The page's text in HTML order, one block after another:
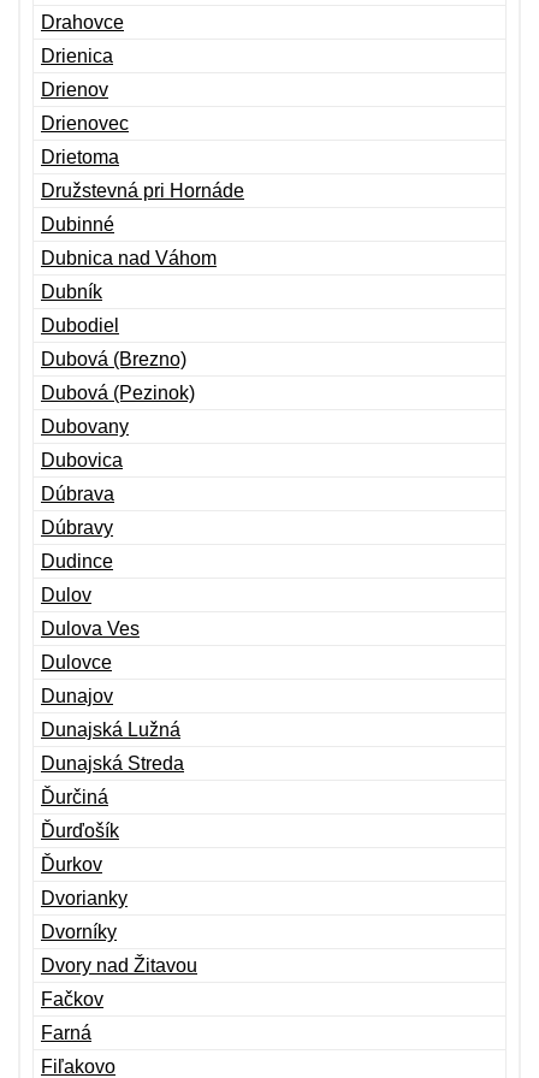
Drahovce
Drienica
Drienov
Drienovec
Drietoma
Družstevná pri Hornáde
Dubinné
Dubnica nad Váhom
Dubník
Dubodiel
Dubová (Brezno)
Dubová (Pezinok)
Dubovany
Dubovica
Dúbrava
Dúbravy
Dudince
Dulov
Dulova Ves
Dulovce
Dunajov
Dunajská Lužná
Dunajská Streda
Ďurčiná
Ďurďošík
Ďurkov
Dvorianky
Dvorníky
Dvory nad Žitavou
Fačkov
Farná
Fiľakovo